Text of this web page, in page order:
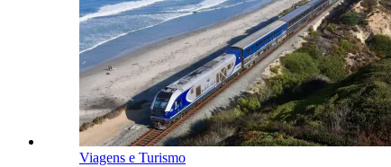
Viagens e Turismo